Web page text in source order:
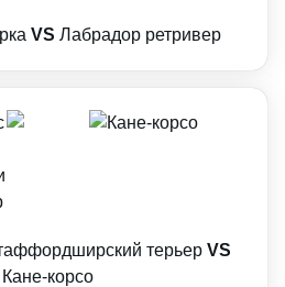
VS Лабрадор ретривер
терьер VS
Кане-корсо